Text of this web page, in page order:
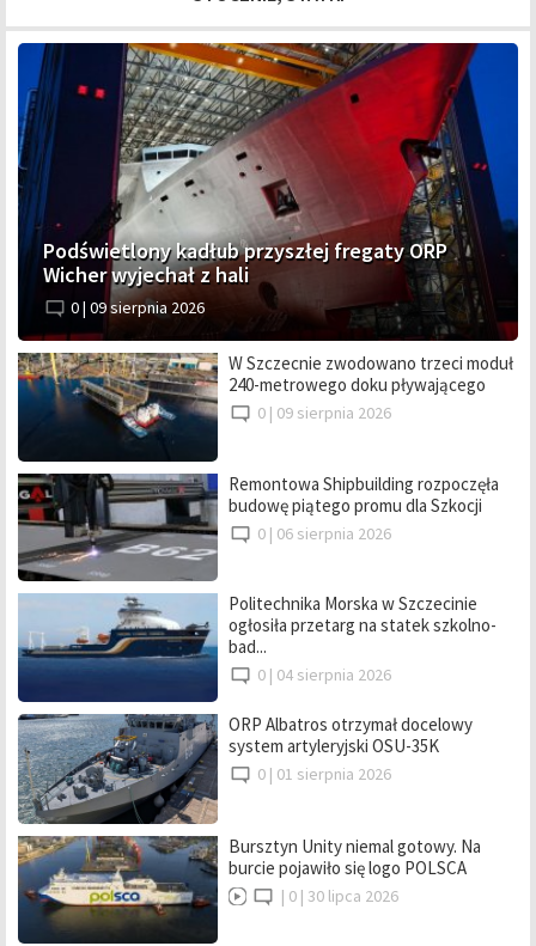
Podświetlony kadłub przyszłej fregaty ORP
Wicher wyjechał z hali
0 | 09 sierpnia 2026
W Szczecnie zwodowano trzeci moduł
240-metrowego doku pływającego
0 | 09 sierpnia 2026
Remontowa Shipbuilding rozpoczęła
budowę piątego promu dla Szkocji
0 | 06 sierpnia 2026
Politechnika Morska w Szczecinie
ogłosiła przetarg na statek szkolno-
bad...
0 | 04 sierpnia 2026
ORP Albatros otrzymał docelowy
system artyleryjski OSU-35K
0 | 01 sierpnia 2026
Bursztyn Unity niemal gotowy. Na
burcie pojawiło się logo POLSCA
| 0 | 30 lipca 2026